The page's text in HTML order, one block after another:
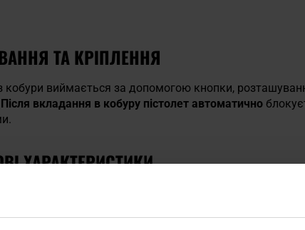
ТА КРІПЛЕННЯ
кобури виймається за допомогою кнопки,
вкладання в кобуру пістолет автоматично
ХАРАКТЕРИСТИКИ